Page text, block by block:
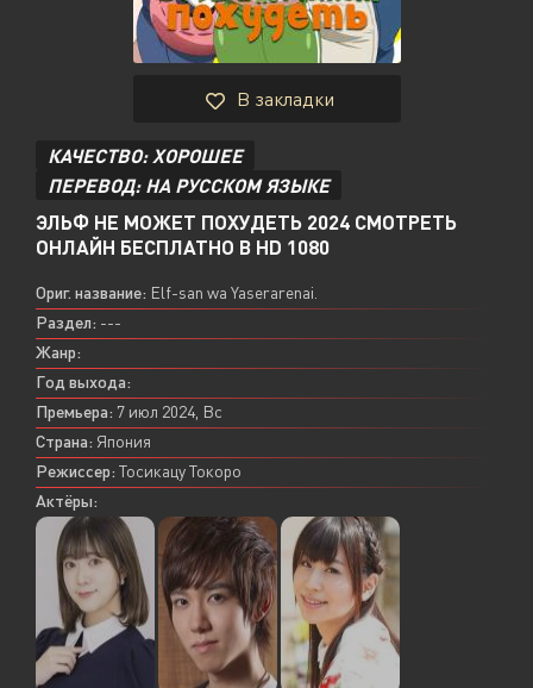
В закладки
КАЧЕСТВО: ХОРОШЕЕ
ПЕРЕВОД: НА РУССКОМ ЯЗЫКЕ
ЭЛЬФ НЕ МОЖЕТ ПОХУДЕТЬ 2024 СМОТРЕТЬ
ОНЛАЙН БЕСПЛАТНО В HD 1080
Ориг. название: Elf-san wa Yaserarenai.
Раздел: ---
Жанр:
Год выхода:
Премьера: 7 июл 2024, Вс
Страна: Япония
Режиссер: Тосикацу Токоро
Актёры: